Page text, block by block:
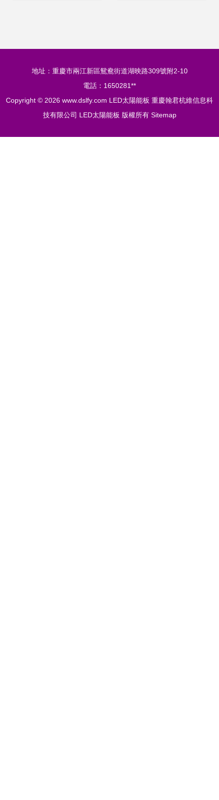
地址：重慶市兩江新區鴛鴦街道湖映路309號附2-10
電話：1650281**
Copyright © 2026 www.dslfy.com LED太陽能板 重慶翰君杭維信息科
技有限公司 LED太陽能板 版權所有 Sitemap